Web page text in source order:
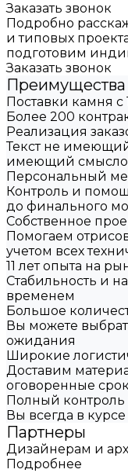
Заказать звонок
Подробно
и типовых
подготовим
Заказать звонок
Преимущества
Поставки камня с
Более 200
Реализация
Текст не
имеющий
Персональный
Контроль и
до финального
Собственное
Помогаем
учетом всех
11 лет опыта на
Стабильность и
временем
Большое
Вы можете
ожидания
Широкие
Доставим
оговоренные
Полный контроль
Вы всегда в курсе
Партнеры
Дизайнерам и
Подробнее